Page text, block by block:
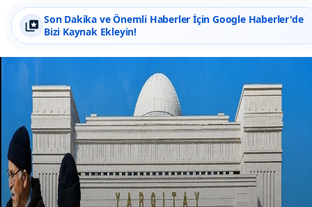
Son Dakika ve Önemli Haberler İçin Google Haberler'de
Bizi Kaynak Ekleyin!